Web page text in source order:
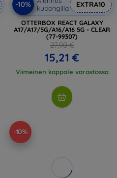
-10%
kupongilla
EXTRA10
OTTERBOX REACT GALAXY
A17/A17/5G/A16/A16 5G - CLEAR
(77-99307)
27,90 €
15,21 €
Viimeinen kappale varastossa
-10%